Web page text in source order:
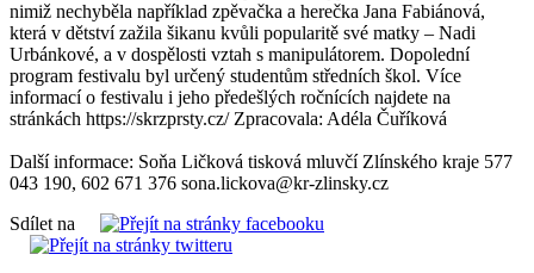
nimiž nechyběla například zpěvačka a herečka Jana Fabiánová,
která v dětství zažila šikanu kvůli popularitě své matky –⁠ Nadi
Urbánkové, a v dospělosti vztah s manipulátorem. Dopolední
program festivalu byl určený studentům středních škol. Více
informací o festivalu i jeho předešlých ročnících najdete na
stránkách https://skrzprsty.cz/ Zpracovala: Adéla Čuříková
Další informace: Soňa Ličková tisková mluvčí Zlínského kraje 577
043 190, 602 671 376 sona.lickova@kr-zlinsky.cz
Sdílet na